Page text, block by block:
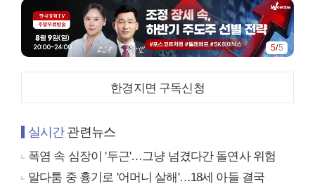
5/5
한경지면 구독신청
실시간관련뉴스
폭염 속 심장이 '두근'…그냥 넘겼다간 돌연사 위험
말다툼 중 흉기로 '어머니 살해'…18세 아들 결국